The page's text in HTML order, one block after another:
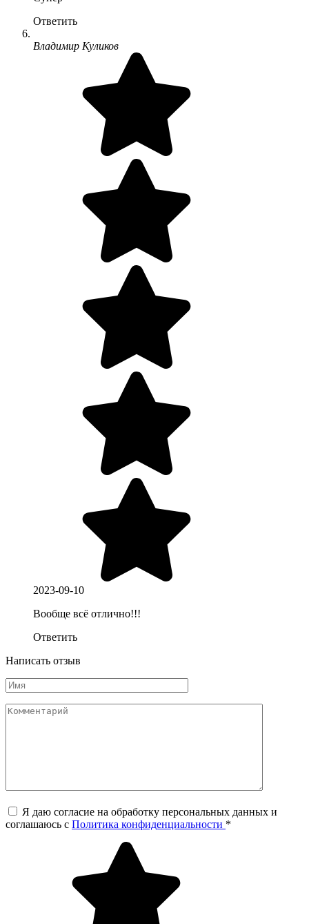
Ответить
Владимир Куликов
2023-09-10
Вообще всё отлично!!!
Ответить
Написать отзыв
Я даю согласие на обработку персональных данных и
соглашаюсь c Политика конфиденциальности *